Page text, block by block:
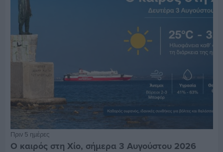
Πριν 5 ημέρες
Ο καιρός στη Χίο, σήμερα 3 Αυγούστου 2026